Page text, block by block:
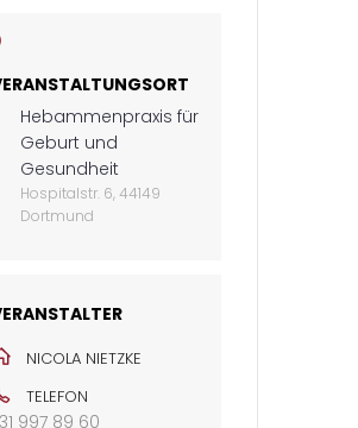
Hebammenpraxis für
Geburt und
Gesundheit
Hospitalstr. 6, 44149
Dortmund
NICOLA NIETZKE
TELEFON
997 89 60